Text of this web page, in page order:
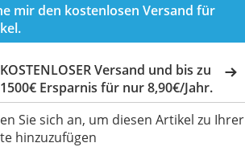
mir den kostenlosen Versand für
KOSTENLOSER Versand und bis zu
1500€ Ersparnis für nur 8,90€/Jahr.
Sie sich an, um diesen Artikel zu Ihrer
hinzuzufügen